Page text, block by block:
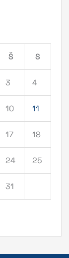
Š S
3 4
10 11
17 18
24 25
31